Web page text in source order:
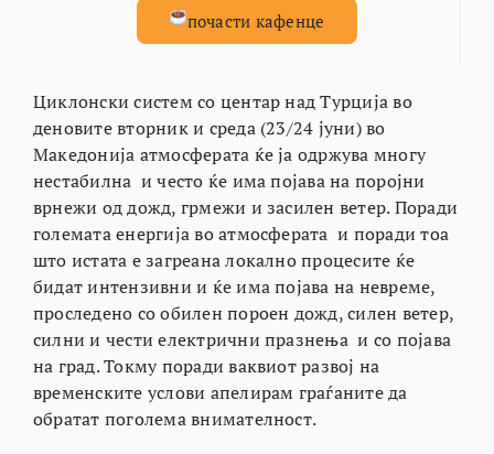
почасти кафенце
Циклонски систем со центар над Турција во
деновите вторник и среда (23/24 јуни) во
Македонија атмосферата ќе ја одржува многу
нестабилна и често ќе има појава на поројни
врнежи од дожд, грмежи и засилен ветер. Поради
големата енергија во атмосферата и поради тоа
што истата е загреана локално процесите ќе
бидат интензивни и ќе има појава на невреме,
проследено со обилен пороен дожд, силен ветер,
силни и чести електрични празнења и со појава
на град. Токму поради ваквиот развој на
временските услови апелирам граѓаните да
обратат поголема внимателност.